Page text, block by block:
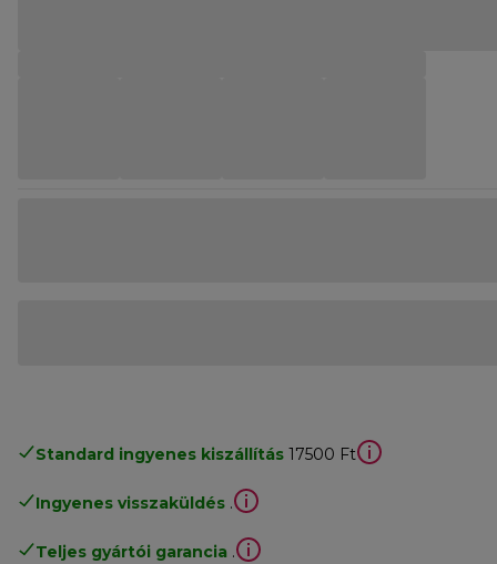
Standard ingyenes kiszállítás 17500 Ft
Ingyenes visszaküldés .
Teljes gyártói garancia .